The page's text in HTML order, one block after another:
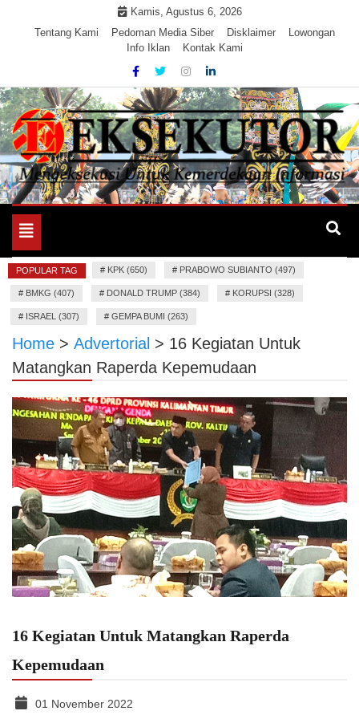
Kamis, Agustus 6, 2026
Tentang Kami
Pedoman Media Siber Disklaimer
Lowongan
Info Iklan
Kontak Kami
EKSEKUTOR
Mengeksekusi Berita Untuk Kemerdekaan dan Keadilan
Toggle
navigation
POPULAR TAG # KPK (650) # PRABOWO SUBIANTO (497)
# BMKG (407) # DONALD TRUMP (384) # KORUPSI (328)
# ISRAEL (307) # GEMPA BUMI (263)
Home > Advertorial > 16 Kegiatan Untuk
Matangkan Raperda Kepemudaan
16 Kegiatan Untuk Matangkan Raperda
Kepemudaan
01 November 2022